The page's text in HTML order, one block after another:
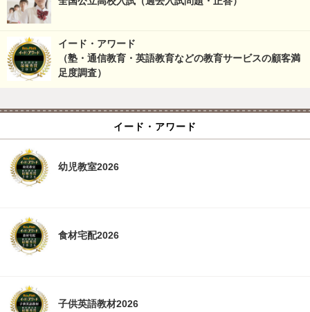
イード・アワード
（塾・通信教育・英語教育などの教育サービスの顧客満
足度調査）
イード・アワード
幼児教室2026
食材宅配2026
子供英語教材2026